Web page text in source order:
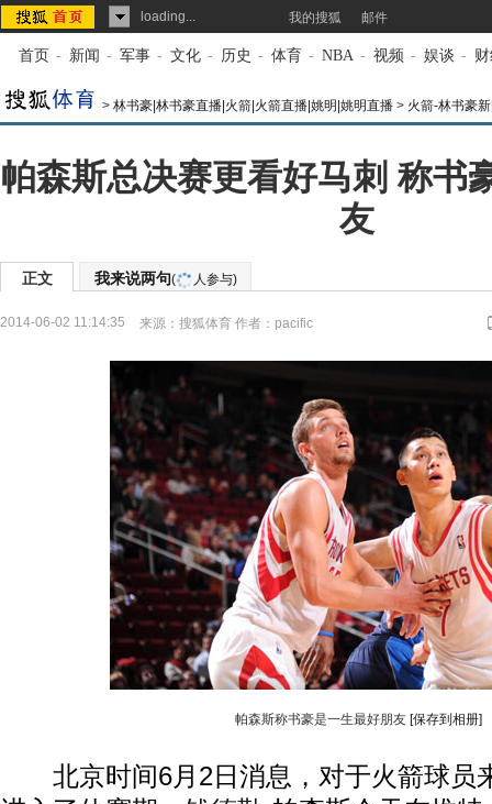
loading... 我的搜狐 邮件
首页 - 新闻 - 军事 - 文化 - 历史 - 体育 - NBA - 视频 - 娱谈 -
> 林书豪|林书豪直播|火箭|火箭直播|姚明|姚明直播 > 火箭-林书豪
帕森斯总决赛更看好马刺 称书
友
正文 我来说两句( 人参与)
2014-06-02 11:14:35 来源： 搜狐体育 作者：pacific
帕森斯称书豪是一生最好朋友 [保存到相册]
北京时间6月2日消息，对于火箭球员